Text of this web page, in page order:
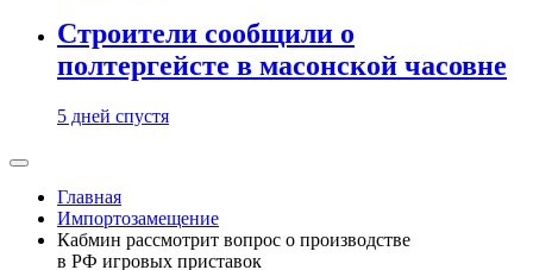
Строители сообщили о
полтергейсте в масонской часовне
5 дней спустя
Главная
Импортозамещение
Кабмин рассмотрит вопрос о производстве
в РФ игровых приставок